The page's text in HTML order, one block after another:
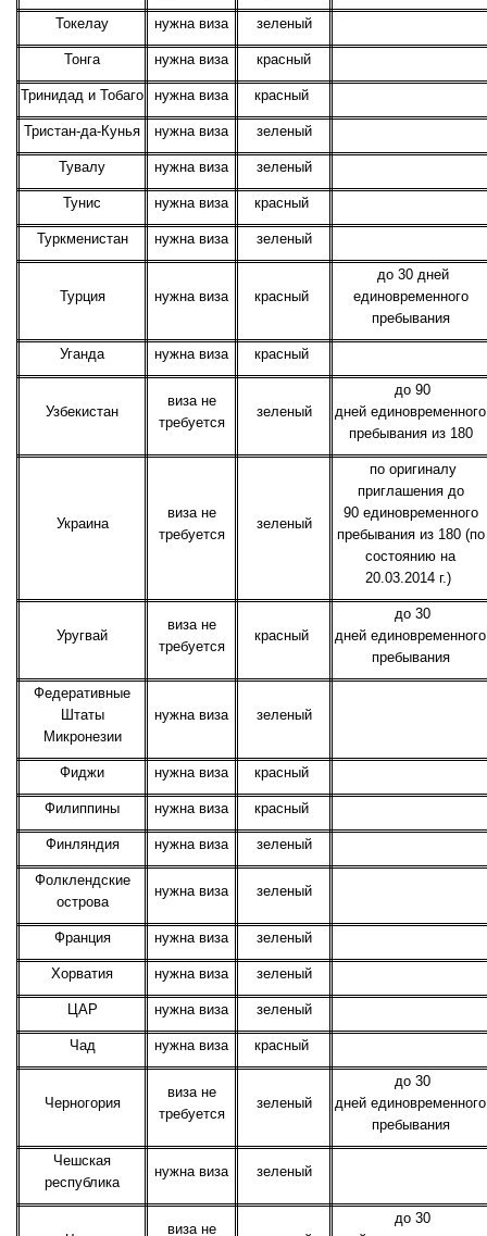
Токелау нужна виза зеленый
Тонга нужна виза красный
Тринидад и Тобаго нужна виза красный
Тристан-да-Кунья нужна виза зеленый
Тувалу нужна виза зеленый
Тунис нужна виза красный
Туркменистан нужна виза зеленый
Турция нужна виза красный
до 30 дней
единовременного
пребывания
Уганда нужна виза красный
Узбекистан
виза не
требуется
зеленый
до 90
дней единовременного
пребывания из 180
Украина
виза не
требуется
зеленый
по оригиналу
приглашения до
90 единовременного
пребывания из 180 (по
состоянию на
20.03.2014 г.)
Уругвай
виза не
требуется
красный
до 30
дней единовременного
пребывания
Федеративные
Штаты
Микронезии
нужна виза зеленый
Фиджи нужна виза красный
Филиппины нужна виза красный
Финляндия нужна виза зеленый
Фолклендские
острова
нужна виза зеленый
Франция нужна виза зеленый
Хорватия нужна виза зеленый
ЦАР нужна виза зеленый
Чад нужна виза красный
Черногория
виза не
требуется
зеленый
до 30
дней единовременного
пребывания
Чешская
республика
нужна виза зеленый
виза не
до 30